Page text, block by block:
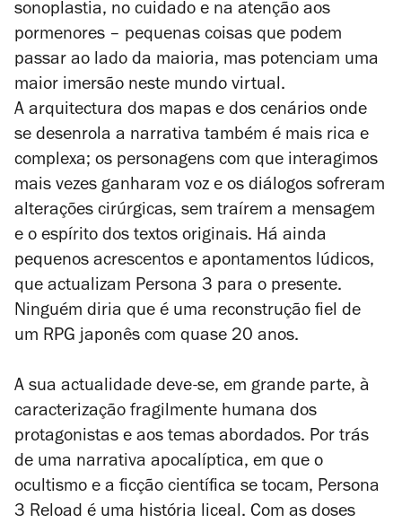
sonoplastia, no cuidado e na atenção aos
pormenores – pequenas coisas que podem
passar ao lado da maioria, mas potenciam uma
maior imersão neste mundo virtual.
A arquitectura dos mapas e dos cenários onde
se desenrola a narrativa também é mais rica e
complexa; os personagens com que interagimos
mais vezes ganharam voz e os diálogos sofreram
alterações cirúrgicas, sem traírem a mensagem
e o espírito dos textos originais. Há ainda
pequenos acrescentos e apontamentos lúdicos,
que actualizam Persona 3 para o presente.
Ninguém diria que é uma reconstrução fiel de
um RPG japonês com quase 20 anos.
A sua actualidade deve-se, em grande parte, à
caracterização fragilmente humana dos
protagonistas e aos temas abordados. Por trás
de uma narrativa apocalíptica, em que o
ocultismo e a ficção científica se tocam, Persona
3 Reload é uma história liceal. Com as doses